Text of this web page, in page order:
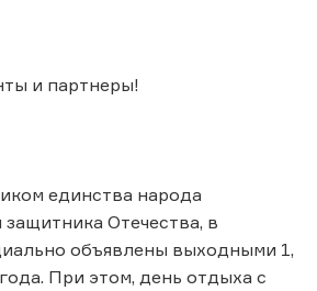
и партнеры!
единства народа
защитника Отечества, в
объявлены выходными 1,
При этом, день отдыха с